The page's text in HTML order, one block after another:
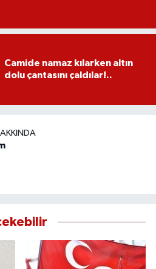
Camide namaz kılarken altın
dolu çantasını çaldılar!..